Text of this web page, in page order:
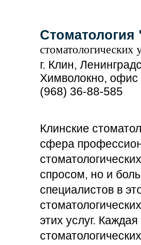
стоматологических
г. Клин,
Химволокно, офис
(968) 36-88-585
Клинские
сфера
спросом, но и
специалистов в
этих услуг.